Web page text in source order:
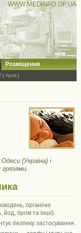
WWW.MEDINFO.DP.UA
Розміщення
Архів
(Україна) і
грязями.
органічні
йод, бром та інші).
безпеку застосування.